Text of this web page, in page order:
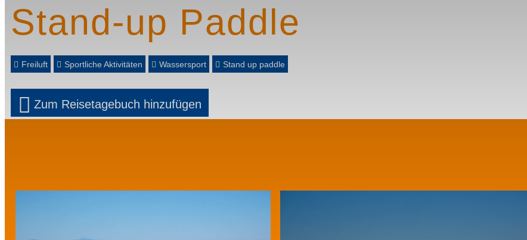
Stand-up Paddle
Freiluft Sportliche Aktivitäten Wassersport Stand up paddle
Zum Reisetagebuch hinzufügen
PrevNext